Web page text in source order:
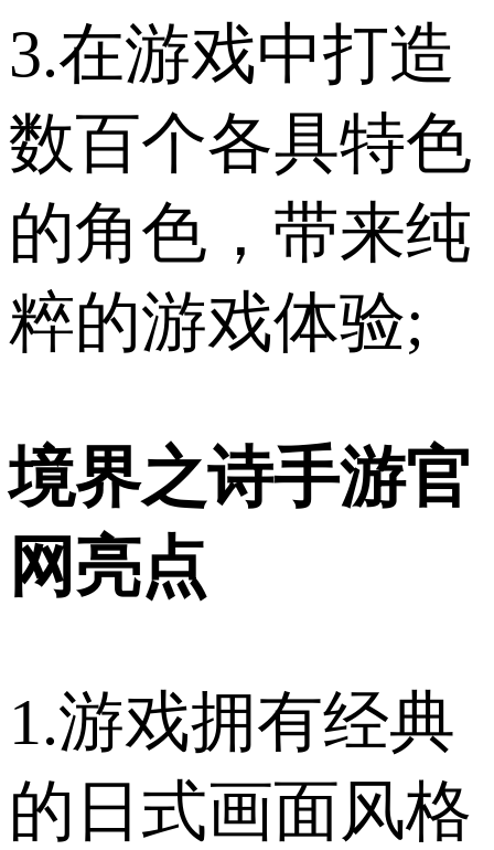
3.在游戏中打造
数百个各具特色
的角色，带来纯
粹的游戏体验;
境界之诗手游官
网亮点
1.游戏拥有经典
的日式画面风格